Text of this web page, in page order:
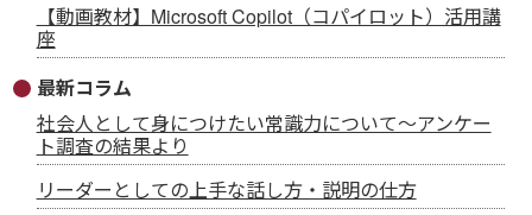
【動画教材】Microsoft Copilot（コパイロット）活用講
座
最新コラム
社会人として身につけたい常識力について～アンケー
ト調査の結果より
リーダーとしての上手な話し方・説明の仕方